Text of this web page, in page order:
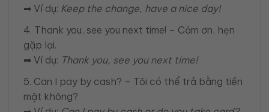
➡ Ví dụ: Keep the change, have a nice day!
4. Thank you, see you next time! – Cảm ơn, hẹn
gặp lại.
➡ Ví dụ: Thank you, see you next time!
5. Can I pay by cash? – Tôi có thể trả bằng tiền
mặt không?